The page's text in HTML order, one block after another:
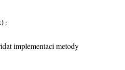
implementaci metody